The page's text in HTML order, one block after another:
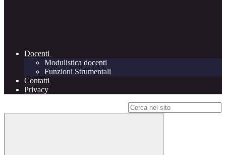
Docenti
Modulistica docenti
Funzioni Strumentali
Contatti
Privacy